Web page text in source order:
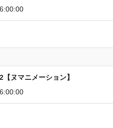
ヌマニメーション】